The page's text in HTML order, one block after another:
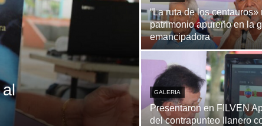
“La ruta de los centauros»
patrimonio apureño en la
emancipadora
GALERIA
Presentaron en FILVEN
del contrapunteo llanero